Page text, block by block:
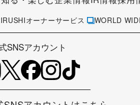
オーナーサービス WORLD
SNSアカウント